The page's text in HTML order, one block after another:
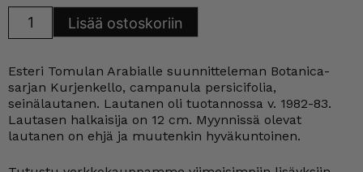
Kurjenkello
seinälautanen
ET
määrä
Lisää ostoskoriin
Esteri Tomulan Arabialle suunnitteleman Botanica-
sarjan Kurjenkello, campanula persicifolia,
seinälautanen. Lautanen oli tuotannossa v. 1982-83.
Lautasen halkaisija on 12 cm. Myynnissä olevat
lautanen on ehjä ja muutenkin hyväkuntoinen.